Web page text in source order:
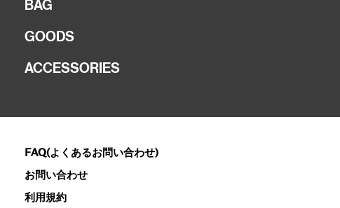
BAG
GOODS
ACCESSORIES
FAQ(よくあるお問い合わせ)
お問い合わせ
利用規約